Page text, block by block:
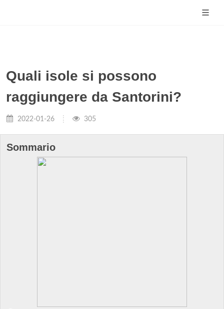
Quali isole si possono
raggiungere da Santorini?
2022-01-26 305
Sommario